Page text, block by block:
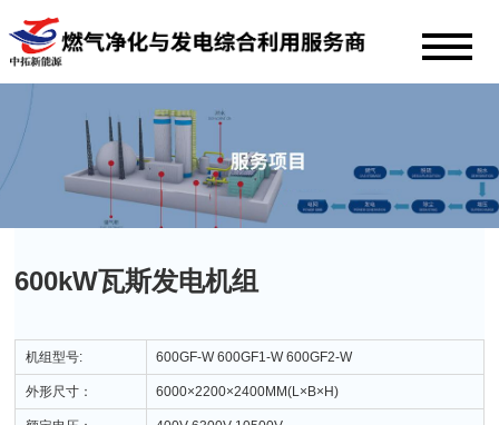
600kW瓦斯发电机组
机组型号: 600GF-W 600GF1-W 600GF2-W
外形尺寸： 6000×2200×2400MM(L×B×H)